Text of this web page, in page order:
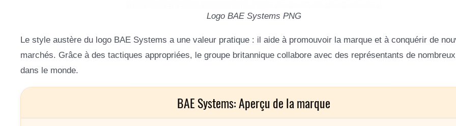
Logo BAE Systems PNG
Le style austère du logo BAE Systems a une valeur pratique : il aide à promouvoir la marque et à conquérir de
marchés. Grâce à des tactiques appropriées, le groupe britannique collabore avec des représentants de
dans le monde.
BAE Systems: Aperçu de la marque